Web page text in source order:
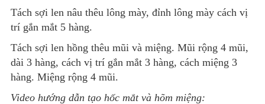
Tách sợi len nâu thêu lông mày, đỉnh lông mày cách vị
trí gắn mắt 5 hàng.
Tách sợi len hồng thêu mũi và miệng. Mũi rộng 4 mũi,
dài 3 hàng, cách vị trí gắn mắt 3 hàng, cách miệng 3
hàng. Miệng rộng 4 mũi.
Video hướng dẫn tạo hốc mắt và hõm miệng: